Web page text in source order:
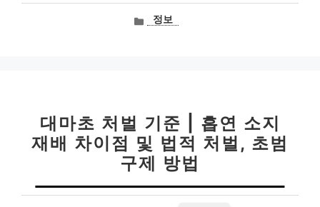
카정보
대마초 처벌 기준 | 흡연 소지
재배 차이점 및 법적 처벌, 초범
구제 방법